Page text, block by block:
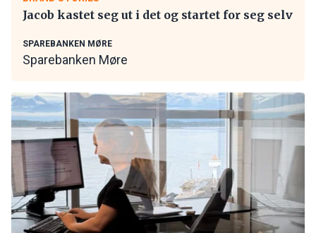
Jacob kastet seg ut i det og startet for seg selv
SPAREBANKEN MØRE
Sparebanken Møre